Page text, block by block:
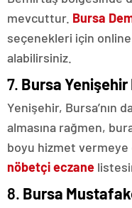
mevcuttur. Bursa
seçenekleri için
alabilirsiniz.
7. Bursa
Yenişehir, Bursa’nın
almasına rağmen,
boyu hizmet vermeye
nöbetçi eczane
8. Bursa